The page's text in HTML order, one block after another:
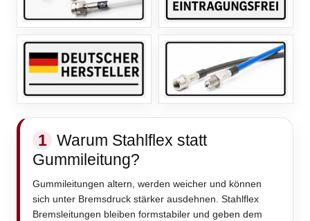
1 Warum Stahlflex statt
Gummileitung?
Gummileitungen altern, werden weicher und können
sich unter Bremsdruck stärker ausdehnen. Stahlflex
Bremsleitungen bleiben formstabiler und geben dem